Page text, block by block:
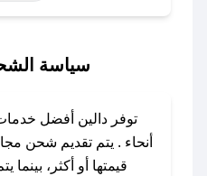
باستخدام تطبيق صحصح،
تواصل معنا عبر تويتر
سياسة
توفر دالين أفضل
أنحاء . يتم تقديم شحن
قيمتها أو أكثر،